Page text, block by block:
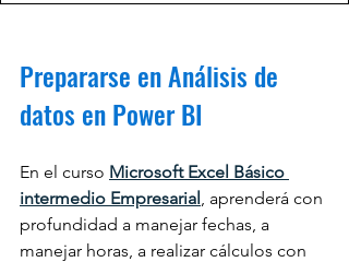
Prepararse en Análisis de
datos en Power BI
En el curso Microsoft Excel Básico
intermedio Empresarial , aprenderá con
profundidad a manejar fechas, a
manejar horas, a realizar cálculos con